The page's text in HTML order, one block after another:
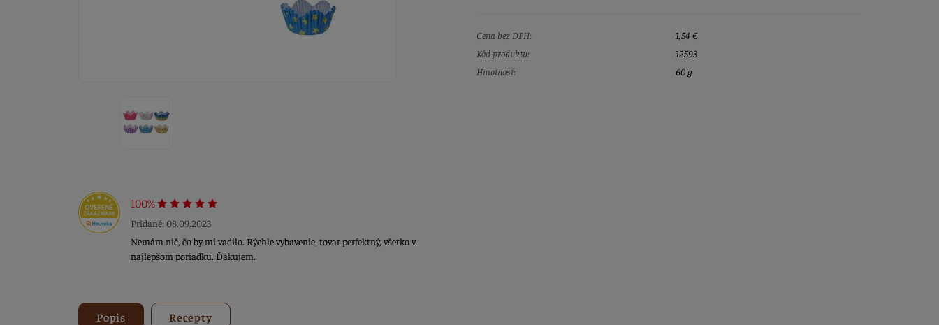
100%
Pridané: 08.09.2023
Nemám nič, čo by mi vadilo. Rýchle vybavenie, tovar perfektný, všetko v
najlepšom poriadku. Ďakujem.
Cena bez DPH:
1,54 €
Kód produktu:
12593
Hmotnosť:
60 g
Popis Recepty